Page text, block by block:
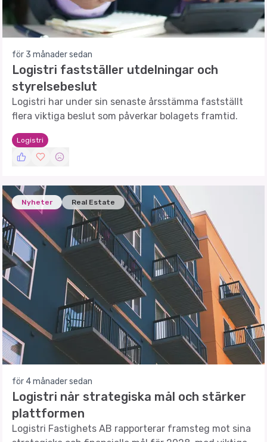
för 3 månader sedan
Logistri fastställer utdelningar och
styrelsebeslut
Logistri har under sin senaste årsstämma fastställt
flera viktiga beslut som påverkar bolagets framtid.
Logistri
Nyheter Real Estate
för 4 månader sedan
Logistri når strategiska mål och stärker
plattformen
Logistri Fastighets AB rapporterar framsteg mot sina